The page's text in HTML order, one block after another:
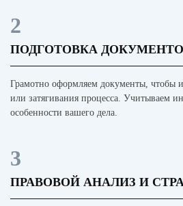
2
ПОДГОТОВКА
Грамотно оформляем документы, чтобы
или затягивания процесса. Учитываем
особенности вашего дела.
3
ПРАВОВОЙ АНАЛИЗ И